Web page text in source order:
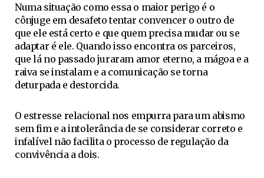
Numa situação como essa o maior perigo é o
cônjuge em desafeto tentar convencer o outro de
que ele está certo e que quem precisa mudar ou se
adaptar é ele. Quando isso encontra os parceiros,
que lá no passado juraram amor eterno, a mágoa e a
raiva se instalam e a comunicação se torna
deturpada e destorcida.
O estresse relacional nos empurra para um abismo
sem fim e a intolerância de se considerar correto e
infalível não facilita o processo de regulação da
convivência a dois.